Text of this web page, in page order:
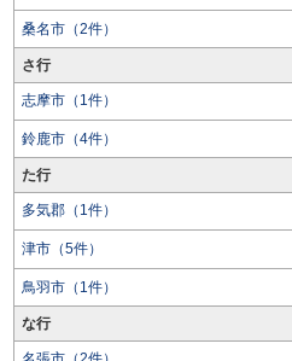
桑名市（2件）
さ行
志摩市（1件）
鈴鹿市（4件）
た行
多気郡（1件）
津市（5件）
鳥羽市（1件）
な行